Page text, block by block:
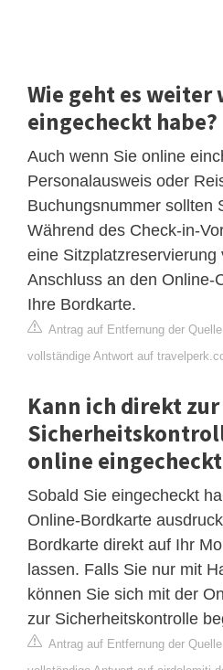
Wie geht es
eingecheckt habe?
Auch wenn Sie online
Personalausweis oder
Buchungsnummer sollten
Während des Check-in-
eine Sitzplatzreservierung
Anschluss an den Online-
Ihre Bordkarte.
Antrag auf Entfernung der Quelle
vollständige Antwort auf
Kann ich direkt zur
online
Sobald Sie eingecheckt
Online-Bordkarte
Bordkarte direkt auf Ihr
lassen. Falls Sie nur mit
können Sie sich mit der
zur Sicherheitskontrolle
Antrag auf Entfernung der Quelle